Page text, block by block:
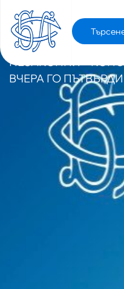
БЛС ОТДАВНА
ТРАНСФЕРИТЕ ОТ
НЕЗАКОННИ –
ВЧЕРА ГО ПЪТВЪРДИ